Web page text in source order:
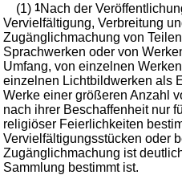
(1)1Nach der
Vervielfältigung, Verbreitung
Zugänglichmachung von
Sprachwerken oder von
Umfang, von einzelnen
einzelnen Lichtbildwerken als
Werke einer größeren Anzahl
nach ihrer Beschaffenheit nur
religiöser Feierlichkeiten
Vervielfältigungsstücken oder
Zugänglichmachung ist
Sammlung bestimmt ist.